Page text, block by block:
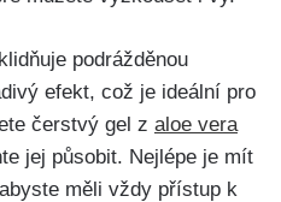
podrážděnou
efekt,⁢ což ​je‍ ideální pro
čerstvý gel z aloe vera
‍jej⁢ působit. Nejlépe⁣ je mít
měli vždy přístup k